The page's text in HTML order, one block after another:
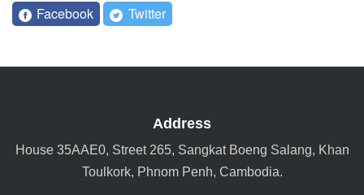
Facebook Twitter
Address
House 35AAE0, Street 265, Sangkat Boeng Salang, Khan
Toulkork, Phnom Penh, Cambodia.